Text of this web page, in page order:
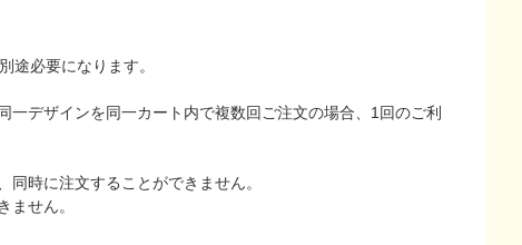
途必要になります。
デザインを同一カート内で複数回ご注文の場合、1回のご利
時に注文することができません。
せん。